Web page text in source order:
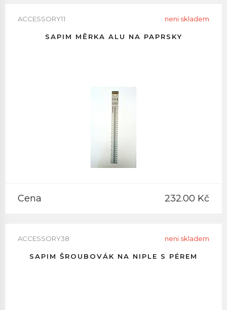
ACCESSORY11 neni skladem
SAPIM MĚRKA ALU NA PAPRSKY
Cena 232.00 Kč
ACCESSORY38 neni skladem
SAPIM ŠROUBOVÁK NA NIPLE S PÉREM